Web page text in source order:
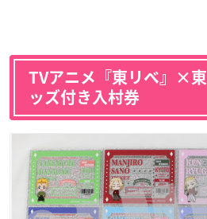
TVアニメ『東リベ』×
ッズ付き入村券